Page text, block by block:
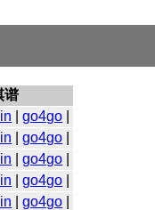
谱
|go4go
|go4go
|go4go
|go4go
|go4go